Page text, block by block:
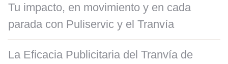
Tu impacto, en movimiento y en cada
parada con Puliservic y el Tranvía
La Eficacia Publicitaria del Tranvía de